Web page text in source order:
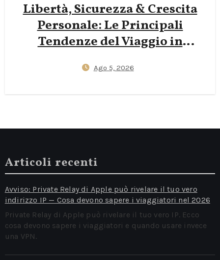
Libertà, Sicurezza & Crescita
Personale: Le Principali
Tendenze del Viaggio in
Ago 5, 2026
Articoli recenti
Avviso: Private Relay di Apple può rivelare il tuo vero
indirizzo IP — Cosa devono sapere i viaggiatori nel 2026
Private Relay di Apple può rivelare il tuo vero IP. Ecco
cosa devono sapere i viaggiatori e quando usare invece
una VPN.